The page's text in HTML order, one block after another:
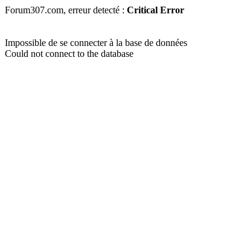
Forum307.com, erreur detecté : Critical Error
Impossible de se connecter à la base de données
Could not connect to the database